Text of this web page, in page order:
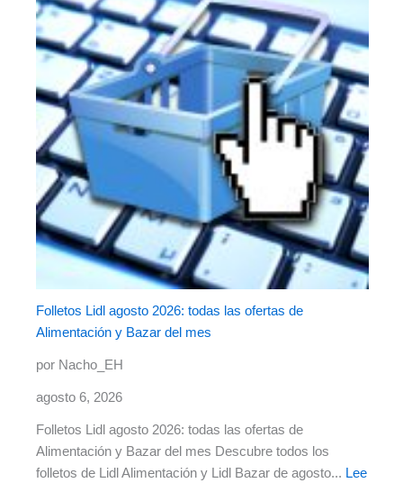
Folletos Lidl agosto 2026: todas las ofertas de
Alimentación y Bazar del mes
por Nacho_EH
agosto 6, 2026
Folletos Lidl agosto 2026: todas las ofertas de
Alimentación y Bazar del mes Descubre todos los
folletos de Lidl Alimentación y Lidl Bazar de agosto... Lee